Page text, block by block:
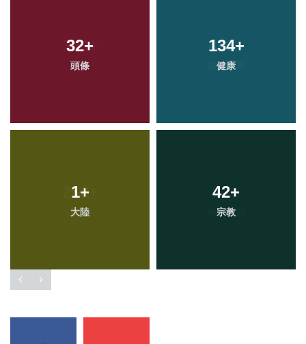
32+
頭條
134+
健康
1+
大陸
42+
宗教